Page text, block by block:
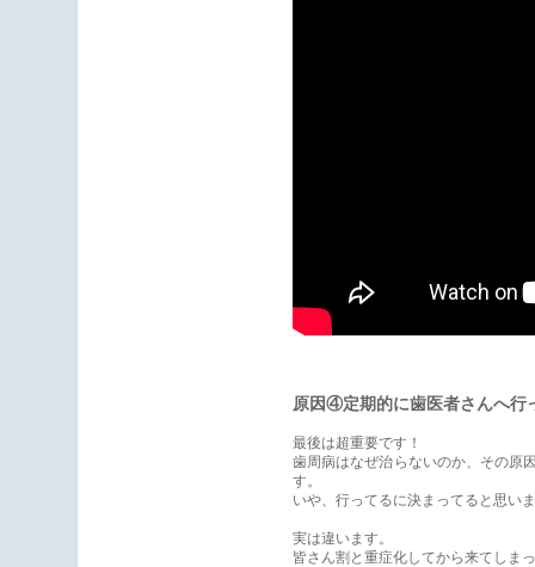
原因④定期的に歯医者さんへ行
最後は超重要です！
歯周病はなぜ治らないのか、その原
す。
いや、行ってるに決まってると思い
実は違います。
皆さん割と重症化してから来てしま